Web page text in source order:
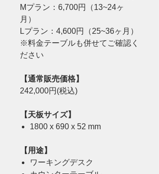
Mプラン：6,700円（13~24ヶ
月）
Lプラン：4,600円（25~36ヶ月）
※料金テーブルも併せてご確認く
ださい
【通常販売価格】
242,000円(税込)
【天板サイズ】
1800 x 690 x 52 mm
【用途】
ワーキングデスク